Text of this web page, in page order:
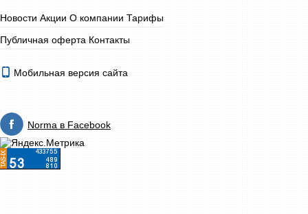
Новости Акции О компании Тарифы
Публичная оферта Контакты
Мобильная версия сайта
Norma в Facebook